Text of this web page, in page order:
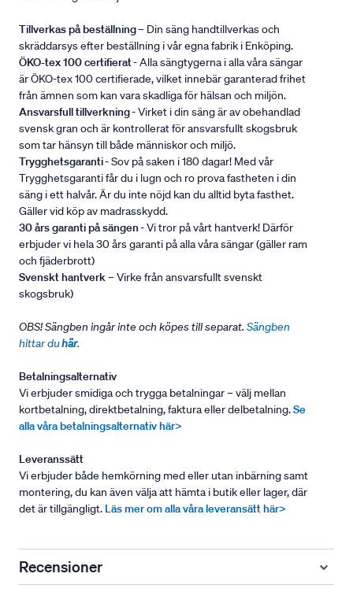
Tillverkas på beställning– Din säng handtillverkas och
skräddarsys efter beställning i vår egna fabrik i Enköping.
ÖKO-tex 100 certifierat- Alla sängtygerna i alla våra sängar
är ÖKO-tex 100 certifierade, vilket innebär garanterad frihet
från ämnen som kan vara skadliga för hälsan och miljön.
Ansvarsfull tillverkning- Virket i din säng är av obehandlad
svensk gran och är kontrollerat för ansvarsfullt skogsbruk
som tar hänsyn till både människor och miljö.
Trygghetsgaranti- Sov på saken i 180 dagar! Med vår
Trygghetsgaranti får du i lugn och ro prova fastheten i din
säng i ett halvår. Är du inte nöjd kan du alltid byta fasthet.
Gäller vid köp av madrasskydd.
30 års garanti på sängen- Vi tror på vårt hantverk! Därför
erbjuder vi hela 30 års garanti på alla våra sängar (gäller ram
och fjäderbrott)
Svenskt hantverk– Virke från ansvarsfullt svenskt
skogsbruk)
OBS! Sängben ingår inte och köpes till separat. Sängben
hittar duhär.
Betalningsalternativ
Vi erbjuder smidiga och trygga betalningar – välj mellan
kortbetalning, direktbetalning, faktura eller delbetalning.Se
alla våra betalningsalternativ här>
Leveranssätt
Vi erbjuder både hemkörning med eller utan inbärning samt
montering, du kan även välja att hämta i butik eller lager, där
det är tillgängligt. Läs mer om alla våra leveransätt här>
Recensioner